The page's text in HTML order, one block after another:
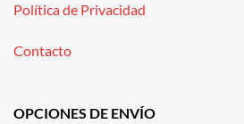
Política de Privacidad
Contacto
OPCIONES DE ENVÍO